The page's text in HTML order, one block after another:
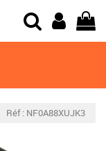
Réf : NF0A88XUJK3